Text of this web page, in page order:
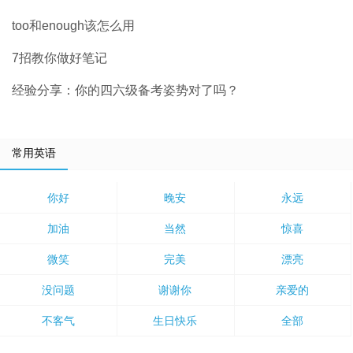
too和enough该怎么用
7招教你做好笔记
经验分享：你的四六级备考姿势对了吗？
常用英语
你好 晚安 永远
加油 当然 惊喜
微笑 完美 漂亮
没问题 谢谢你 亲爱的
不客气 生日快乐 全部